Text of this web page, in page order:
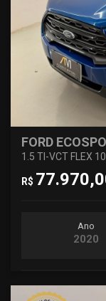
FORD
1.5 TI-VCT FLEX
R$
Ano
2020